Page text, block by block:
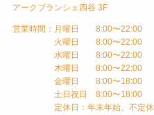
アークブランシェ四谷 3F
営業時間：月曜日 8:00〜22:00
火曜日 8:00〜22:00
水曜日 8:00〜22:00
木曜日 8:00〜22:00
金曜日 8:00〜18:00
土日祝日 8:00〜18:00
定休日：年末年始、不定休